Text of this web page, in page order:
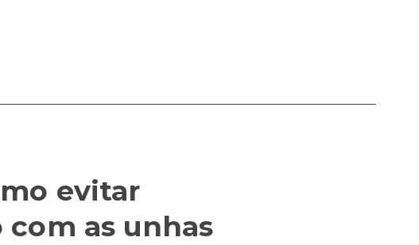
evitar
as unhas